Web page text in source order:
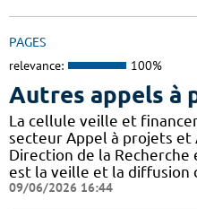
PAGES
relevance: 100%
Autres appels à
La cellule veille et
secteur Appel à projets
Direction de la
est la veille et la diffusion
09/06/2026 16:44